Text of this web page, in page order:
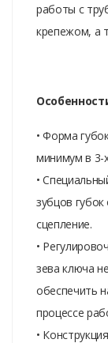
работы с
крепежом, а
• Форма
минимум в 3-
•
зубцов
сцепление.
•
зева ключа
обеспечить
процессе
•